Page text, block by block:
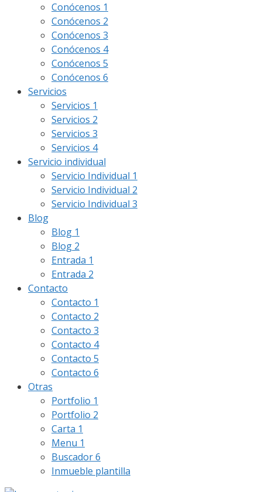
Conócenos 1
Conócenos 2
Conócenos 3
Conócenos 4
Conócenos 5
Conócenos 6
Servicios
Servicios 1
Servicios 2
Servicios 3
Servicios 4
Servicio individual
Servicio Individual 1
Servicio Individual 2
Servicio Individual 3
Blog
Blog 1
Blog 2
Entrada 1
Entrada 2
Contacto
Contacto 1
Contacto 2
Contacto 3
Contacto 4
Contacto 5
Contacto 6
Otras
Portfolio 1
Portfolio 2
Carta 1
Menu 1
Buscador 6
Inmueble plantilla